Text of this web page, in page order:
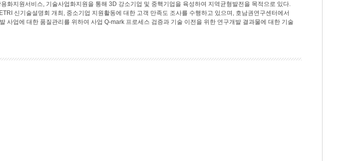
화지원서비스, 기술사업화지원을 통해 3D 강소기업 및 중핵기업을 육성하여 지역균형발전을 목적으로 있다.
신기술설명회 개최, 중소기업 지원활동에 대한 고객 만족도 조사를 수행하고 있으며, 호남권연구센터에서
사업에 대한 품질관리를 위하여 사업 Q-mark 프로세스 검증과 기술 이전을 위한 연구개발 결과물에 대한 기술